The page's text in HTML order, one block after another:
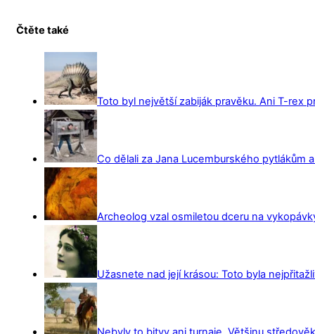
Čtěte také
Toto byl největší zabiják pravěku. Ani T-rex
Co dělali za Jana Lucemburského pytlákům
Archeolog vzal osmiletou dceru na
Užasnete nad její krásou: Toto byla